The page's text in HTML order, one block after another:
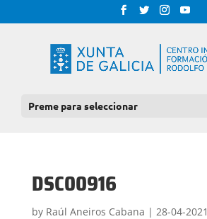
Preme para seleccionar
DSC00916
by Raúl Aneiros Cabana | 28-04-2021